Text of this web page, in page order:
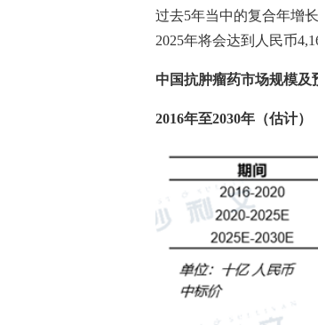
过去5年当中的复合年增
2025年将会达到人民币
中国抗肿瘤药市场规模及
2016年至2030年（估计）